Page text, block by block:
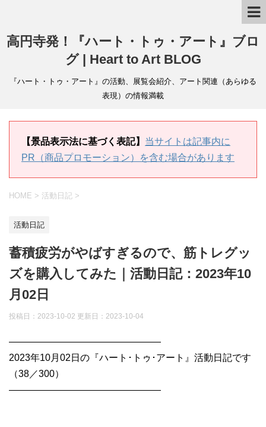
高円寺発！『ハート・トゥ・アート』ブロ
グ | Heart to Art BLOG
『ハート・トゥ・アート』の活動、展覧会紹介、アート関連（あらゆる
表現）の情報満載
【景品表示法に基づく表記】 当サイトは記事内に
PR（商品プロモーション）を含む場合があります
HOME > 活動日記 >
活動日記
蓄積疲労がやばすぎるので、筋トレグッ
ズを購入してみた｜活動日記：2023年10
月02日
投稿日：2023-10-02 更新日： 2023-10-04
————————————————
2023年10月02日の『ハート･トゥ･アート』活動日記です
（38／300）
————————————————